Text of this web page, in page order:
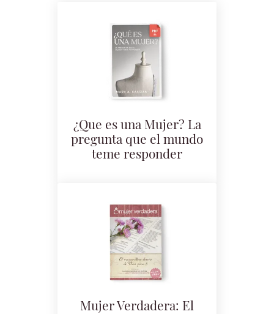
¿Que es una Mujer? La
pregunta que el mundo
teme responder
Mujer Verdadera: El